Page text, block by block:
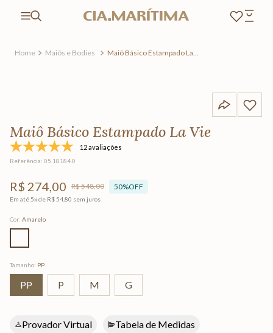
Maiôs e Bodies
Maiô Básico Estampado La
Maiô Básico Estampado La Vie
12 avaliações
Referência: 05.18184.0
R$ 274,00 R$548,00 50%OFF
Em até 5x de R$ 5480 sem juros
Cor: Amarelo
Tamanho: PP
PP P M G
Provador Virtual Tabela de Medidas